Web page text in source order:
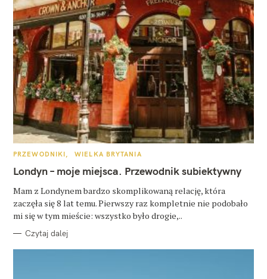
K
T
E
O
R
I
PRZEWODNIKI WIELKA BRYTANIA
Londyn – moje miejsca. Przewodnik subiektywny
Mam z Londynem bardzo skomplikowaną relację, która
zaczęła się 8 lat temu. Pierwszy raz kompletnie nie podobało
mi się w tym mieście: wszystko było drogie,..
Czytaj dalej